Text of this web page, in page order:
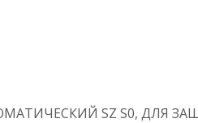
SZ S0, ДЛЯ